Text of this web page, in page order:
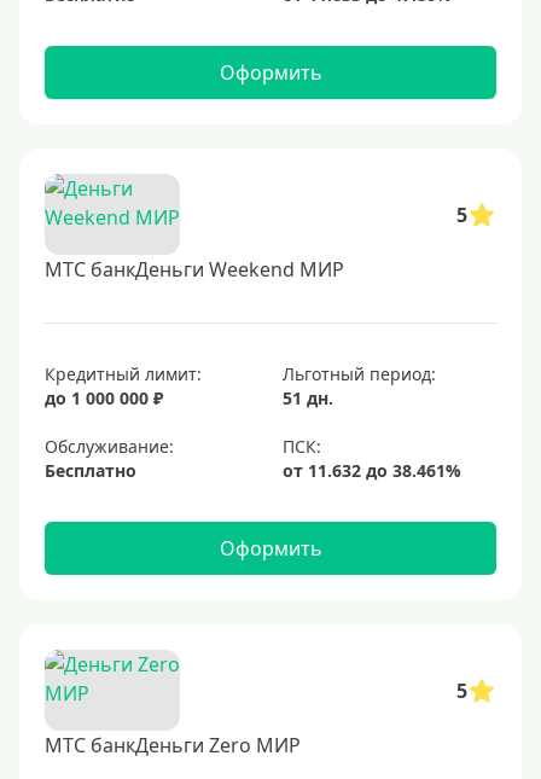
Оформить
5
МТС банкДеньги Weekend МИР
Кредитный лимит:
до 1 000 000 ₽
Льготный период:
51 дн.
Обслуживание:
Бесплатно
Оформить
5
МТС банкДеньги Zero МИР